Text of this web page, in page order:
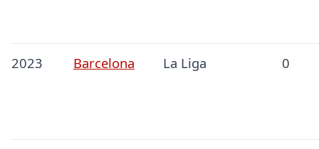
2023 Barcelona La Liga 0